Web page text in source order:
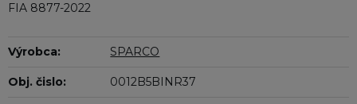
FIA 8877-2022
Výrobca: SPARCO
Obj. čislo: 0012B5BINR37